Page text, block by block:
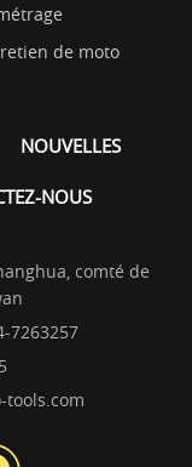
de moto
NOUVELLES
NOUS
comté de
7263257
tools.com